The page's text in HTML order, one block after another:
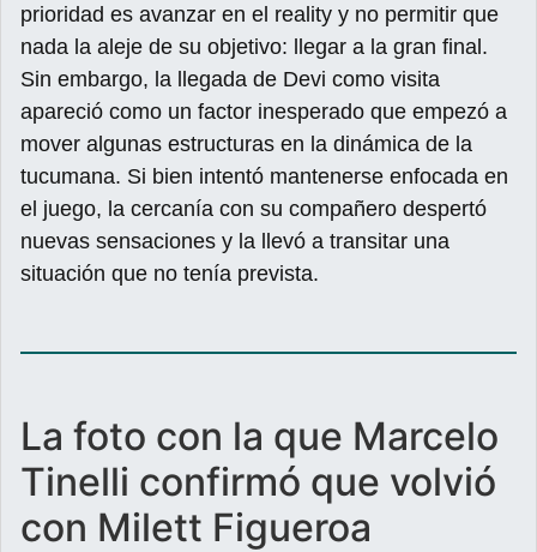
prioridad es avanzar en el reality y no permitir que
nada la aleje de su objetivo: llegar a la gran final.
Sin embargo, la llegada de Devi como visita
apareció como un factor inesperado que empezó a
mover algunas estructuras en la dinámica de la
tucumana. Si bien intentó mantenerse enfocada en
el juego, la cercanía con su compañero despertó
nuevas sensaciones y la llevó a transitar una
situación que no tenía prevista.
La foto con la que Marcelo
Tinelli confirmó que volvió
con Milett Figueroa